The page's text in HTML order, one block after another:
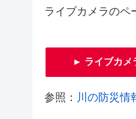
ライブカメラのペ
► ライブカメ
参照： 川の防災情